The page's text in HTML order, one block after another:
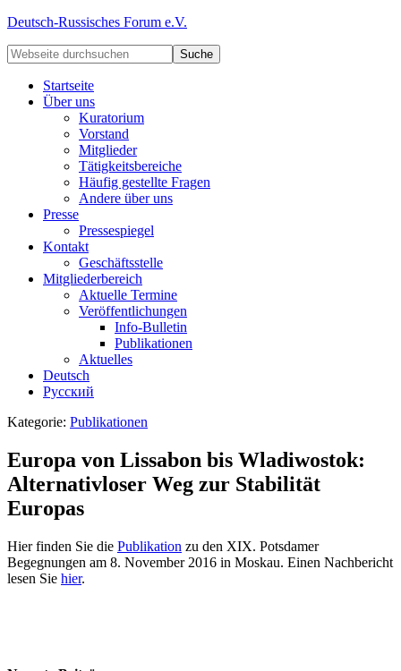
Deutsch-Russisches Forum e.V.
Startseite
Über uns
Kuratorium
Vorstand
Mitglieder
Tätigkeitsbereiche
Häufig gestellte Fragen
Andere über uns
Presse
Pressespiegel
Kontakt
Geschäftsstelle
Mitgliederbereich
Aktuelle Termine
Veröffentlichungen
Info-Bulletin
Publikationen
Aktuelles
Deutsch
Русский
Kategorie: Publikationen
Europa von Lissabon bis Wladiwostok:
Alternativloser Weg zur Stabilität
Europas
Hier finden Sie die Publikation zu den XIX. Potsdamer
Begegnungen am 8. November 2016 in Moskau. Einen Nachbericht
lesen Sie hier.